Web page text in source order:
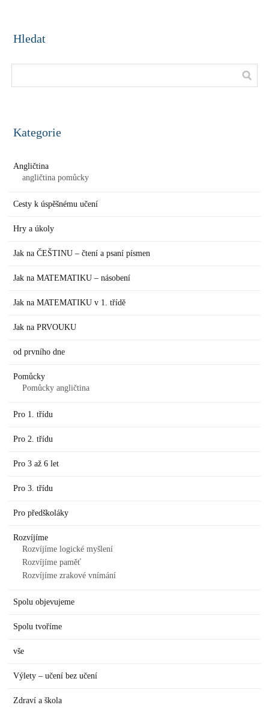
Hledat
Kategorie
Angličtina
angličtina pomůcky
Cesty k úspěšnému učení
Hry a úkoly
Jak na ČEŠTINU – čtení a psaní písmen
Jak na MATEMATIKU – násobení
Jak na MATEMATIKU v 1. třídě
Jak na PRVOUKU
od prvního dne
Pomůcky
Pomůcky angličtina
Pro 1. třídu
Pro 2. třídu
Pro 3 až 6 let
Pro 3. třídu
Pro předškoláky
Rozvíjíme
Rozvíjíme logické myšlení
Rozvíjíme paměť
Rozvíjíme zrakové vnímání
Spolu objevujeme
Spolu tvoříme
vše
Výlety – učení bez učení
Zdraví a škola